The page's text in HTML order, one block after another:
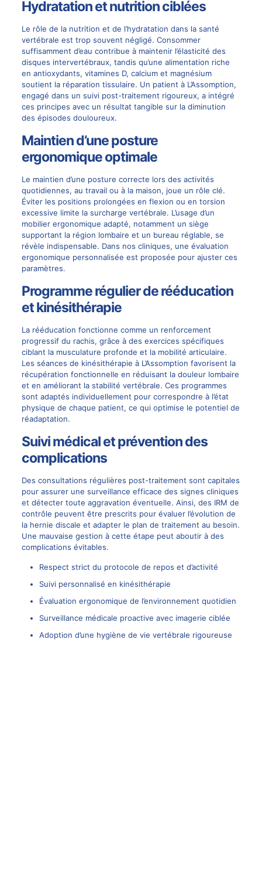
Hydratation et nutrition ciblées
Le rôle de la nutrition et de l’hydratation dans la santé
vertébrale est trop souvent négligé. Consommer
suffisamment d’eau contribue à maintenir l’élasticité des
disques intervertébraux, tandis qu’une alimentation riche
en antioxydants, vitamines D, calcium et magnésium
soutient la réparation tissulaire. Un patient à L’Assomption,
engagé dans un suivi post-traitement rigoureux, a intégré
ces principes avec un résultat tangible sur la diminution
des épisodes douloureux.
Maintien d’une posture
ergonomique optimale
Le maintien d’une posture correcte lors des activités
quotidiennes, au travail ou à la maison, joue un rôle clé.
Éviter les positions prolongées en flexion ou en torsion
excessive limite la surcharge vertébrale. L’usage d’un
mobilier ergonomique adapté, notamment un siège
supportant la région lombaire et un bureau réglable, se
révèle indispensable. Dans nos cliniques, une évaluation
ergonomique personnalisée est proposée pour ajuster ces
paramètres.
Programme régulier de rééducation
et kinésithérapie
La rééducation fonctionne comme un renforcement
progressif du rachis, grâce à des exercices spécifiques
ciblant la musculature profonde et la mobilité articulaire.
Les séances de kinésithérapie à L’Assomption favorisent la
récupération fonctionnelle en réduisant la douleur lombaire
et en améliorant la stabilité vertébrale. Ces programmes
sont adaptés individuellement pour correspondre à l’état
physique de chaque patient, ce qui optimise le potentiel de
réadaptation.
Suivi médical et prévention des
complications
Des consultations régulières post-traitement sont capitales
pour assurer une surveillance efficace des signes cliniques
et détecter toute aggravation éventuelle. Ainsi, des IRM de
contrôle peuvent être prescrits pour évaluer l’évolution de
la hernie discale et adapter le plan de traitement au besoin.
Une mauvaise gestion à cette étape peut aboutir à des
complications évitables.
Respect strict du protocole de repos et d’activité
Suivi personnalisé en kinésithérapie
Évaluation ergonomique de l’environnement quotidien
Surveillance médicale proactive avec imagerie ciblée
Adoption d’une hygiène de vie vertébrale rigoureuse